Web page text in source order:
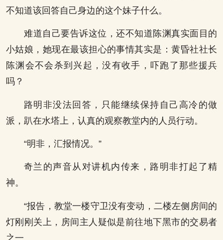
不知道该回答自己身边的这个妹子什么。
难道自己要告诉这位，还不知道陈渊真实面目的
小姑娘，她现在最该担心的事情其实是：黄昏社社长
陈渊会不会杀到兴起，没有收手，吓跑了那些援兵
吗？
路明非没法回答，只能继续保持自己高冷的做
派，趴在水塔上，认真的观察教堂内的人员行动。
“明非，汇报情况。”
奇兰的声音从对讲机内传来，路明非打起了精
神。
“报告，教堂一楼守卫没有变动，二楼左侧房间的
灯刚刚关上，房间主人疑似是前往地下黑市的交易者
之一。